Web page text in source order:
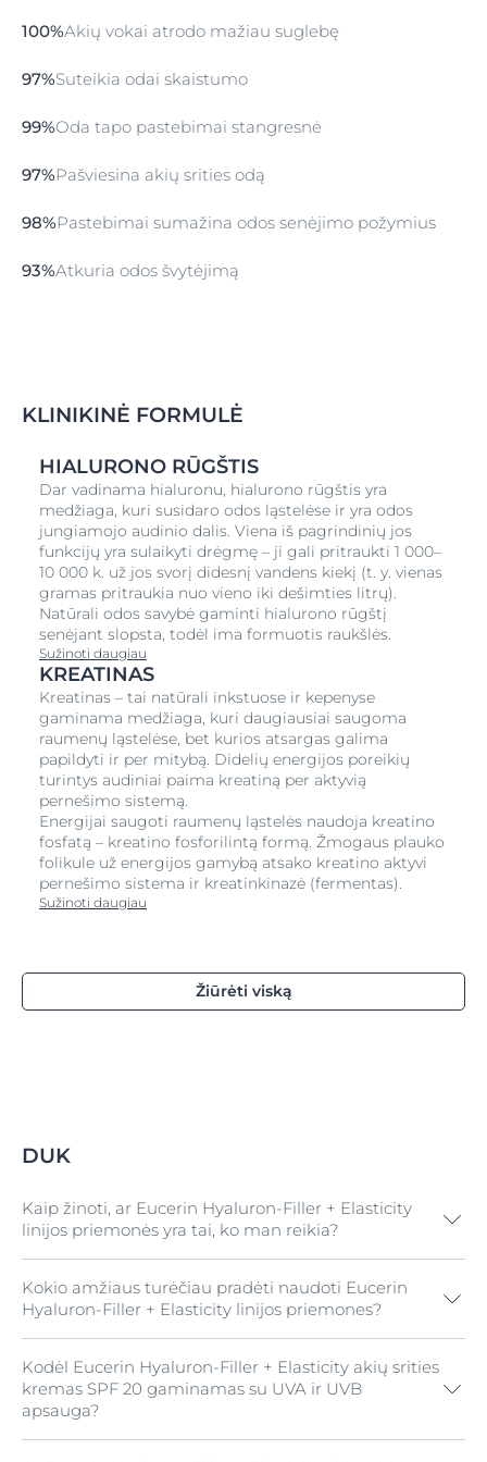
100%Akių vokai atrodo mažiau suglebę
97%Suteikia odai skaistumo
99%Oda tapo pastebimai stangresnė
97%Pašviesina akių srities odą
98%Pastebimai sumažina odos senėjimo požymius
93%Atkuria odos švytėjimą
KLINIKINĖ FORMULĖ
HIALURONO RŪGŠTIS
Dar vadinama hialuronu, hialurono rūgštis yra
medžiaga, kuri susidaro odos ląstelėse ir yra odos
jungiamojo audinio dalis. Viena iš pagrindinių jos
funkcijų yra sulaikyti drėgmę – ji gali pritraukti 1 000–
10 000 k. už jos svorį didesnį vandens kiekį (t. y. vienas
gramas pritraukia nuo vieno iki dešimties litrų).
Natūrali odos savybė gaminti hialurono rūgštį
senėjant slopsta, todėl ima formuotis raukšlės.
Sužinoti daugiau
KREATINAS
Kreatinas – tai natūrali inkstuose ir kepenyse
gaminama medžiaga, kuri daugiausiai saugoma
raumenų ląstelėse, bet kurios atsargas galima
papildyti ir per mitybą. Didelių energijos poreikių
turintys audiniai paima kreatiną per aktyvią
pernešimo sistemą.
Energijai saugoti raumenų ląstelės naudoja kreatino
fosfatą – kreatino fosforilintą formą. Žmogaus plauko
folikule už energijos gamybą atsako kreatino aktyvi
pernešimo sistema ir kreatinkinazė (fermentas).
Sužinoti daugiau
Žiūrėti viską
DUK
Kaip žinoti, ar Eucerin Hyaluron-Filler + Elasticity
linijos priemonės yra tai, ko man reikia?
Eucerin Hyaluron-Filler + Elasticity linijos priemonės
yra specialiai sukurtos brandžiai odai ir yra skirtos
tiems, kuriuos vargina senatvinės dėmės, gilios
raukšlės ir elastingumo stoka
. Mūsų oda skiriasi, todėl
ir senstame skirtingai – priklausomai nuo genetikos ir
gyvenimo būdo, tačiau minėtos odos problemos
paprastai yra būdingos brandžiai odai. Šios linijos
priemonės užpildo gilias raukšles, pagerina odos
Kokio amžiaus turėčiau pradėti naudoti Eucerin
Hyaluron-Filler + Elasticity linijos priemones?
Kiekvieno žmogaus oda yra savita, todėl vieno, visiems
tinkamo atsakymo nėra. Tai priklauso nuo daugybės
vidinių (pvz., genetikos) ir išorinių (pvz., buvimo saulėje
dažnumo) veiksnių.Paprastai smulkios raukšlelės ir
raukšlės pradeda formuotis sulaukus maždaug 30-ies.
Kodėl Eucerin Hyaluron-Filler + Elasticity akių srities
kremas SPF 20 gaminamas su UVA ir UVB
apsauga?